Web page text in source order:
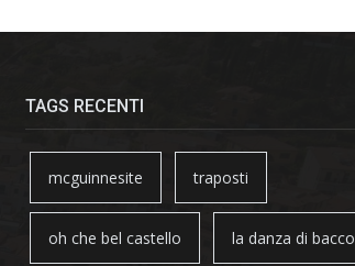
TAGS RECENTI
mcguinnesite traposti
oh che bel castello la danza di bacco